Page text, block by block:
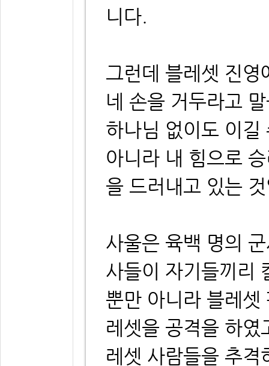
니다.
그런데 블레셋 진영
네 손을 거두라고
하나님 없이도 이길
아니라 내 힘으로
을 드러내고 있는
사울은 육백 명의
사들이 자기들끼리
뿐만 아니라 블레셋
레셋을 공격을 하
레셋 사람들을 추